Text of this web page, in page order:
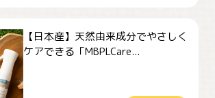
【日本産】天然由来成分でやさしく
ケアできる「MBPLCare...